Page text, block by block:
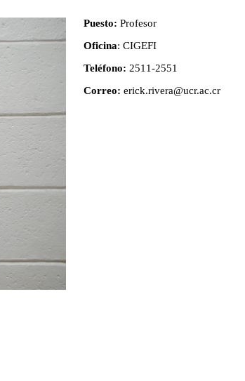
Puesto: Profesor
Oficina: CIGEFI
Teléfono: 2511-2551
Correo: erick.rivera@ucr.ac.cr